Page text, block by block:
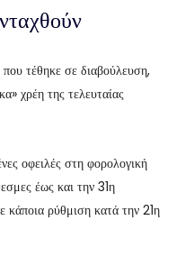
τέθηκε σε διαβούλευση,
χρέη της τελευταίας
οφειλές στη φορολογική
έως και την 31η
ρύθμιση κατά την 21η